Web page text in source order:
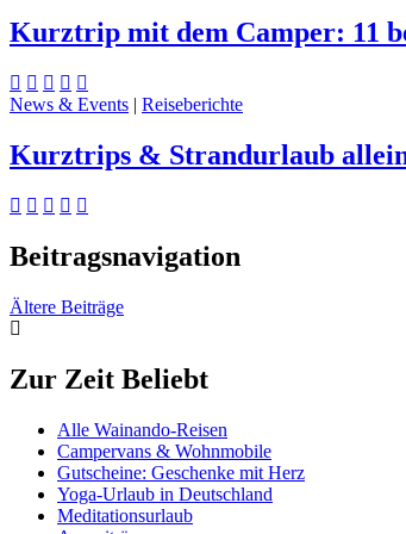
Kurztrip mit dem Camper: 11
News & Events | Reiseberichte
Kurztrips & Strandurlaub
Beitragsnavigation
Ältere Beiträge
Zur Zeit Beliebt
Alle Wainando-Reisen
Campervans & Wohnmobile
Gutscheine: Geschenke mit Herz
Yoga-Urlaub in Deutschland
Meditationsurlaub